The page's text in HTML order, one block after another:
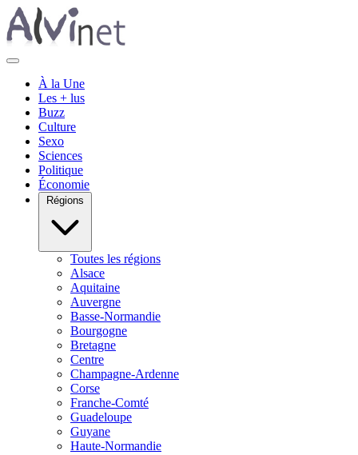
À la Une
Les + lus
Buzz
Culture
Sexo
Sciences
Politique
Économie
Régions
Toutes les régions
Alsace
Aquitaine
Auvergne
Basse-Normandie
Bourgogne
Bretagne
Centre
Champagne-Ardenne
Corse
Franche-Comté
Guadeloupe
Guyane
Haute-Normandie